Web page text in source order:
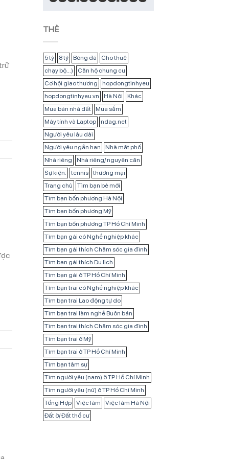
THẺ
5 tỷ 8 tỷ Bóng đá
Cho thuê
chạy bộ...)
Căn hộ chung cư
Cơ hội giao thương
hopdongtinhyeu
hopdongtinhyeu.vn
Hà Nội
Khác
Mua bán nhà đất
Mua sắm
Máy tính và Laptop
ndag.net
Người yêu lâu dài
Người yêu ngắn hạn
Nhà mặt phố
Nhà riêng
Nhà riêng/ nguyên căn
Sự kiện:
tennis
thương mại
Trang chủ
Tìm bạn bè mới
Tìm bạn bốn phương Hà Nội
Tìm bạn bốn phương Mỹ
Tìm bạn bốn phương TP Hồ Chí Minh
Tìm bạn gái có Nghề nghiệp khác
Tìm bạn gái thích Chăm sóc gia đình
Tìm bạn gái thích Du lịch
Tìm bạn gái ở TP Hồ Chí Minh
Tìm bạn trai có Nghề nghiệp khác
Tìm bạn trai Lao động tự do
Tìm bạn trai làm nghề Buôn bán
Tìm bạn trai thích Chăm sóc gia đình
Tìm bạn trai ở Mỹ
Tìm bạn trai ở TP Hồ Chí Minh
Tìm bạn tâm sự
Tìm người yêu (nam) ở TP Hồ Chí Minh
Tìm người yêu (nữ) ở TP Hồ Chí Minh
Tổng Hợp
Việc làm
Việc làm Hà Nội
Đất ở/ Đất thổ cư